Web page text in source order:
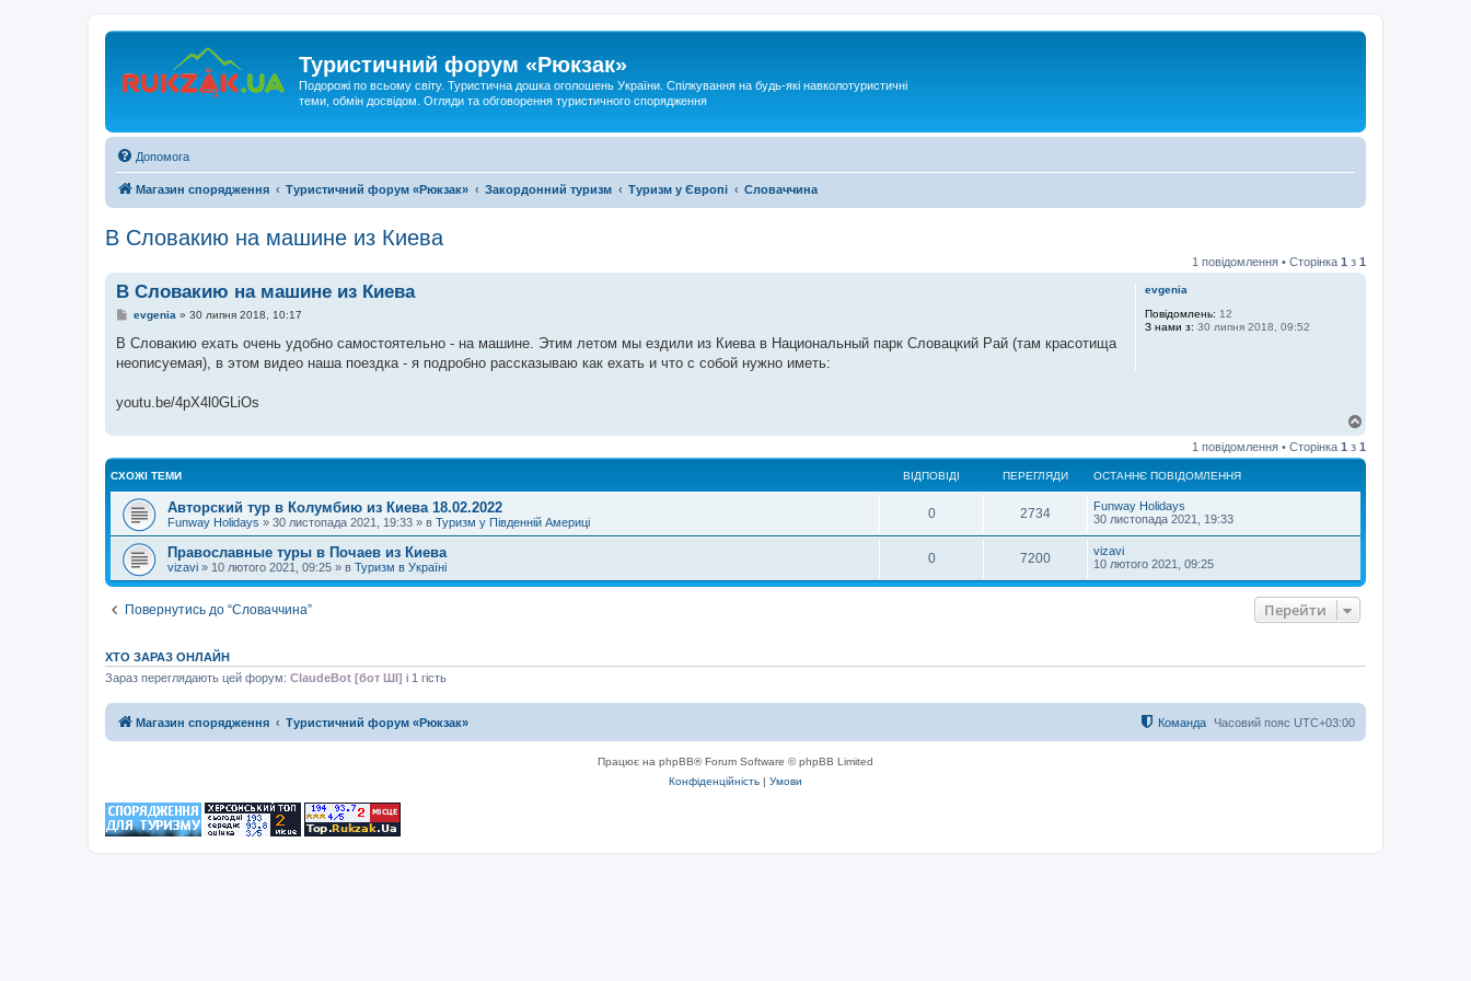
Туристичний форум «Рюкзак»
Подорожі по всьому світу. Туристична дошка оголошень України. Спілкування на будь-які навколотуристичні
теми, обмін досвідом. Огляди та обговорення туристичного спорядження
Допомога
Магазин спорядження Туристичний форум «Рюкзак» Закордонний туризм Туризм у Європі Словаччина
В Словакию на машине из Киева
1 повідомлення • Сторінка 1 з 1
evgenia
Повідомлень: 12
З нами з: 30 липня 2018, 09:52
В Словакию на машине из Киева
П
в
д
л
я
evgenia » 30 липня 2018, 10:17
В Словакию ехать очень удобно самостоятельно - на машине. Этим летом мы ездили из Киева в Национальный парк Словацкий Рай (там красотища
неописуемая), в этом видео наша поездка - я подробно рассказываю как ехать и что с собой нужно иметь:
youtu.be/4pX4l0GLiOs
г
о
1 повідомлення • Сторінка 1 з 1
СХОЖІ ТЕМИ ВІДПОВІДІ ПЕРЕГЛЯДИ ОСТАННЄ ПОВІДОМЛЕННЯ
Авторский тур в Колумбию из Киева 18.02.2022
Funway Holidays » 30 листопада 2021, 19:33 » в Туризм у Південній Америці
0 2734
Funway Holidays
30 листопада 2021, 19:33
Православные туры в Почаев из Киева
vizavi » 10 лютого 2021, 09:25 » в Туризм в Україні
0 7200
vizavi
10 лютого 2021, 09:25
Повернутись до “Словаччина” Перейти
ХТО ЗАРАЗ ОНЛАЙН
Зараз переглядають цей форум: ClaudeBot [бот ШІ] і 1 гість
Магазин спорядження Туристичний форум «Рюкзак» Часовий пояс UTC+03:00
Команда
Працює на phpBB® Forum Software © phpBB Limited
Конфіденційність | Умови